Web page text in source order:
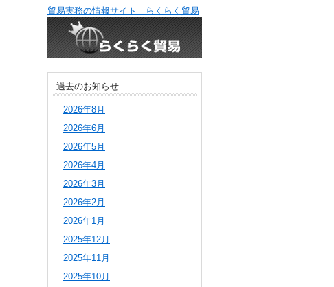
貿易実務の情報サイト らくらく貿易
過去のお知らせ
2026年8月
2026年6月
2026年5月
2026年4月
2026年3月
2026年2月
2026年1月
2025年12月
2025年11月
2025年10月